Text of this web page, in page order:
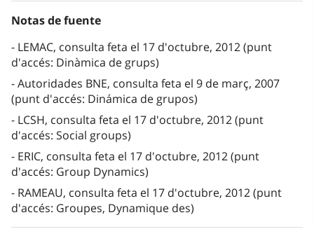
Notas de fuente
LEMAC, consulta feta el 17 d'octubre, 2012 (punt
d'accés: Dinàmica de grups)
Autoridades BNE, consulta feta el 9 de març, 2007
(punt d'accés: Dinámica de grupos)
LCSH, consulta feta el 17 d'octubre, 2012 (punt
d'accés: Social groups)
ERIC, consulta feta el 17 d'octubre, 2012 (punt
d'accés: Group Dynamics)
RAMEAU, consulta feta el 17 d'octubre, 2012 (punt
d'accés: Groupes, Dynamique des)